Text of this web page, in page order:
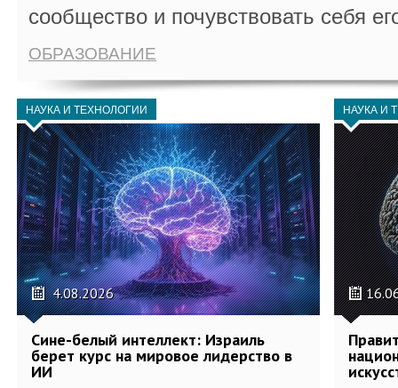
сообщество и почувствовать себя
ОБРАЗОВАНИЕ
НАУКА И ТЕХНОЛОГИИ
4.08.2026
Сине-белый интеллект: Израиль
берет курс на мировое лидерство в
ИИ
НАУКА И